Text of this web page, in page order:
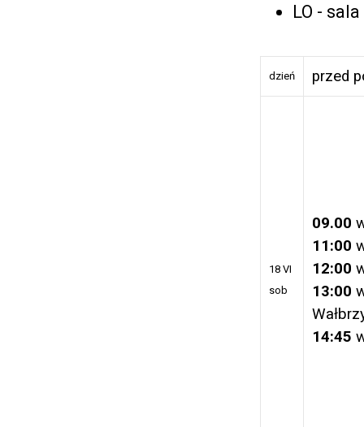
LO -
dzień przed
18 VI
sob
09.00
11:00
12:00
13:00
14:45